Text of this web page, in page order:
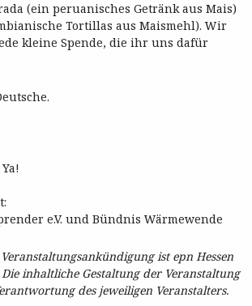
(ein peruanisches Getränk aus Mais)
Tortillas aus Maismehl). Wir
kleine Spende, die ihr uns dafür
e.V. und Bündnis Wärmewende
ist epn Hessen
inhaltliche Gestaltung der Veranstaltung
des jeweiligen Veranstalters.